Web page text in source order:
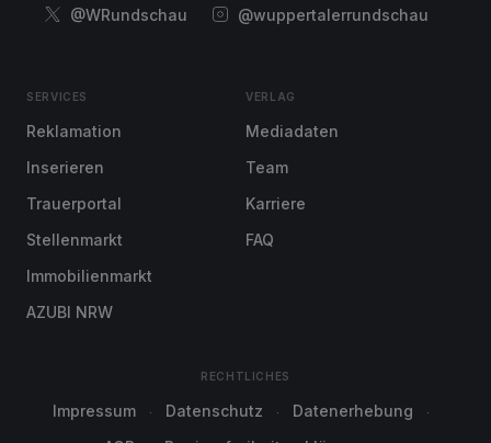
@WRundschau
@wuppertalerrundschau
SERVICES
Reklamation
Inserieren
Trauerportal
Stellenmarkt
Immobilienmarkt
AZUBI NRW
VERLAG
Mediadaten
Team
Karriere
FAQ
RECHTLICHES
Impressum Datenschutz
Datenerhebung